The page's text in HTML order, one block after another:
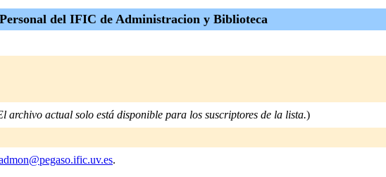
del IFIC de Administracion y Biblioteca
archivo actual solo está disponible para los suscriptores de la lista.)
.